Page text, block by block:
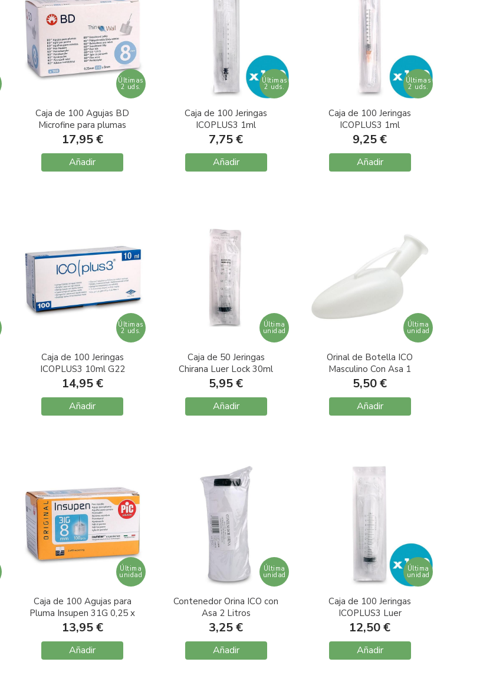
Últimas
2 uds.
Caja de 100 Agujas BD
Microfine para plumas
G31 0,25mm x 8mm
17,95 €
Añadir
Últimas
2 uds.
Caja de 100 Jeringas
ICOPLUS3 1ml
Tuberculina sin aguja
7,75 €
Añadir
Últimas
2 uds.
Caja de 100 Jeringas
ICOPLUS3 1ml
Tuberculina G25 0,5X16
9,25 €
Añadir
Últimas
2 uds.
Caja de 100 Jeringas
ICOPLUS3 10ml G22
0,7x30
14,95 €
Añadir
Última
unidad
Caja de 50 Jeringas
Chirana Luer Lock 30ml
5,95 €
Añadir
Última
unidad
Orinal de Botella ICO
Masculino Con Asa 1
unidad
5,50 €
Añadir
Última
unidad
Caja de 100 Agujas para
Pluma Insupen 31G 0,25 x
8mm
13,95 €
Añadir
Última
unidad
Contenedor Orina ICO con
Asa 2 Litros
3,25 €
Añadir
Última
unidad
Caja de 100 Jeringas
ICOPLUS3 Luer
Excentrico sin Aguja 10ml
12,50 €
Añadir